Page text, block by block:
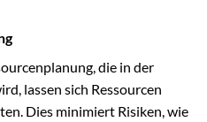
die in der
lassen sich Ressourcen
Dies minimiert Risiken, wie